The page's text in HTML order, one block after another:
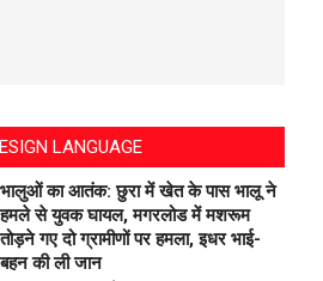
LANGUAGE
भालुओं का आतंक: छुरा में खेत के पास भालू ने
हमले से युवक घायल, मगरलोड में मशरूम
तोड़ने गए दो ग्रामीणों पर हमला, इधर भाई-
बहन की ली जान